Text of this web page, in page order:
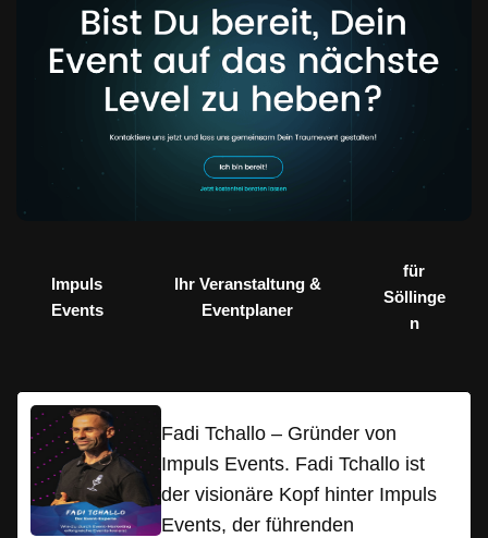
Impuls
Events
Ihr Veranstaltung &
Eventplaner
für
Söllinge
n
Fadi Tchallo – Gründer von
Impuls Events. Fadi Tchallo ist
der visionäre Kopf hinter Impuls
Events, der führenden